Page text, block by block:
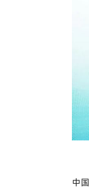
中